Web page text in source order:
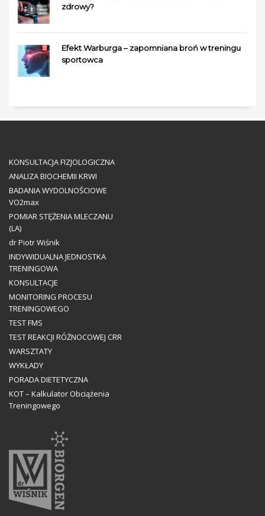
zdrowy?
Efekt Warburga – zapomniana broń w treningu
sportowca
KONSULTACJA FIZJOLOGICZNA
ANALIZA BIOCHEMII KRWI
BADANIA WYDOLNOŚCIOWE
VO2max
POMIAR STĘŻENIA MLECZANU
(LA)
dr Piotr Wiśnik
INDYWIDUALNA JEDNOSTKA
TRENINGOWA
KONSULTACJE
MONITORING PROCESU
TRENINGOWEGO
TEST FMS
TEST REAKCJI RÓŻNOCOWEJ CRR
WARSZTATY
WYKŁADY
PORADA DIETETYCZNA
KOT – Kalkulator Obciążenia
Treningowego